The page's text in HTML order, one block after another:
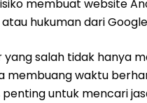
membuat website
hukuman dari
salah tidak hanya
membuang waktu
untuk mencari